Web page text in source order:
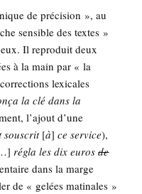
de pré­ci­sion », au
sen­sible des textes »
Il repro­duit deux
à la main par « la
lexi­cales
la clé dans la
l’a­jout d’une
sous­crit[à]ce ser­vice),
régla les dix eurosde
dans la marge
de « gelées mati­nales »